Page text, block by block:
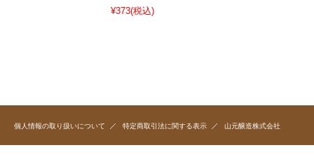
¥373(税込)
個人情報の取り扱いについて 特定商取引法に関する表示 山元醸造株式会社